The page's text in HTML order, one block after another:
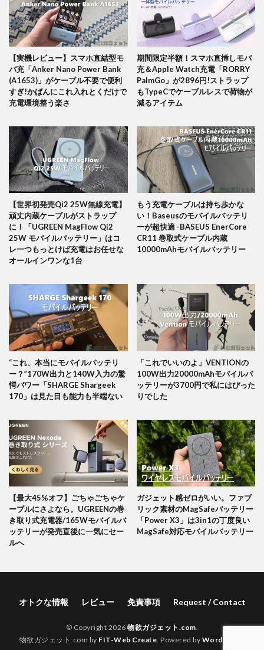
【実機レビュー】スマホ直結型モ
バ充「Anker Nano Power Bank
(A1653)」がケーブル不要で便利
すぎ!かばんにこれ入れとくだけで
充電環境整う楽さ
期間限定半額！スマホ直挿しモバ
充＆Apple Watch充電「RORRY
PalmGo」が2896円!ストラップ
もTypeCでケーブルレスで荷物が
減るアイテム
【世界初発売Qi2 25W無線充電】
頑丈内蔵ケーブルがストラップ
に！「UGREEN MagFlow Qi2
25W モバイルバッテリー」はコ
レ一つもっとけば充電はお任せな
オールインワンな1台
もう充電ケーブルは持ち歩かな
い！Baseusのモバイルバッテリ
ーが超快適 -BASEUS EnerCore
CR11 巻取式ケーブル内蔵
10000mAhモバイルバッテリー
“これ、本当にモバイルバッテリ
ー？”170W出力と140W入力の驚
愕パワー「SHARGE Shargeek
170」は見た目も能力も半端ない
「これでいいのよ」VENTIONの
100W出力20000mAhモバイルバ
ッテリーが3700円で私にはぴった
りでした
【最大45%オフ】ごちゃごちゃケ
ーブルにさよなら。UGREENの巻
き取り式充電器/165Wモバイルバ
ッテリーが発売直後に一気にセー
ルへ
ガジェット感ゼロがいい。ファブ
リック素材のMagSafeバッテリー
「Power X3」は3in1の丁度良い
MagSafe対応モバイルバッテリー
オトクな情報 レビュー 免責事項 Request / Contact
© Copyright 2026物欲ガジェット.com.
物欲ガジェット.com by FIT-Web Create. Powered by WordPress